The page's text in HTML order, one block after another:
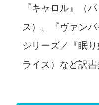
『キャロル』（
ス）、『ヴァンパ
シリーズ／『眠
ライス）など訳書